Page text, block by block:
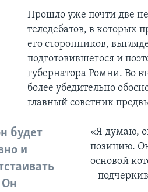
Прошло уже почти две
теледебатов, в
его сторонников,
подготовившегося и
губернатора Ромни. Во
более убедительно
главный советник
будет
и
Он
«Я думаю,
позицию.
основой
–